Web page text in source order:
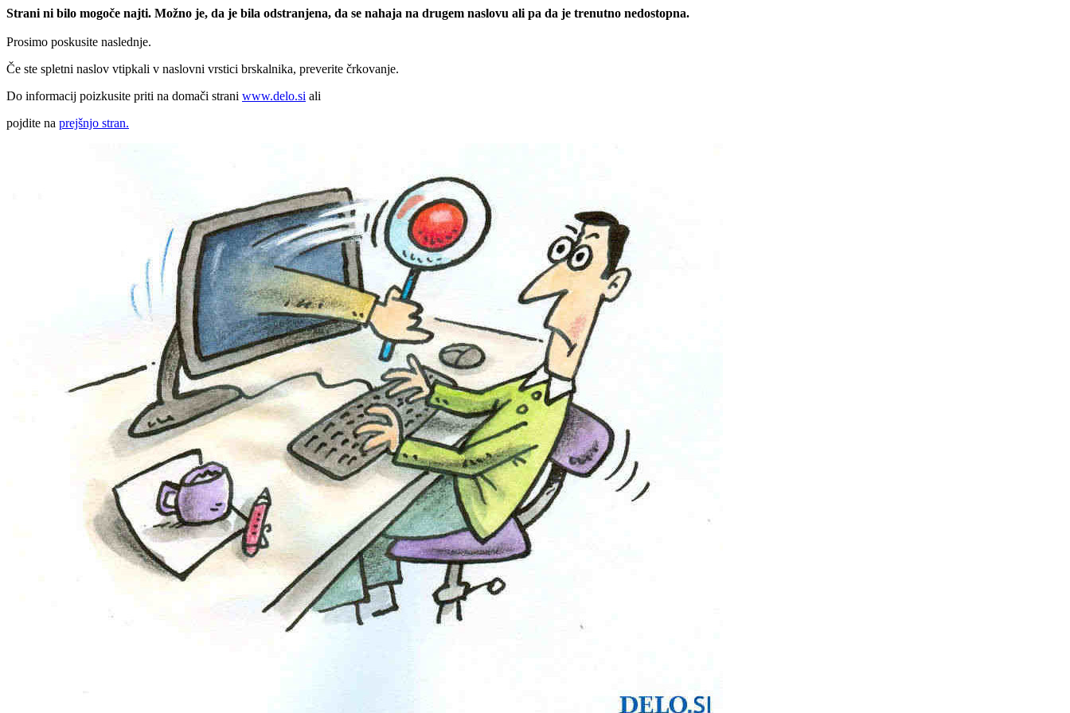
Strani ni bilo mogoče najti. Možno je, da je bila odstranjena, da se nahaja na drugem naslovu ali pa da je trenutno nedostopna.
Prosimo poskusite naslednje.
Če ste spletni naslov vtipkali v naslovni vrstici brskalnika, preverite črkovanje.
Do informacij poizkusite priti na domači strani www.delo.si ali
pojdite na prejšnjo stran.